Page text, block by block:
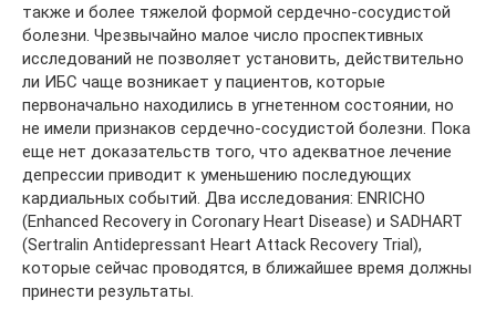
также и более тяжелой формой сердечно-сосудистой
болезни. Чрезвычайно малое число проспективных
исследований не позволяет установить, действительно
ли ИБС чаще возникает у пациентов, которые
первоначально находились в угнетенном состоянии, но
не имели признаков сердечно-сосудистой болезни. Пока
еще нет доказательств того, что адекватное лечение
депрессии приводит к уменьшению последующих
кардиальных событий. Два исследования: ENRICHO
(Enhanced Recovery in Coronary Heart Disease) и SADHART
(Sertralin Antidepressant Heart Attack Recovery Trial),
которые сейчас проводятся, в ближайшее время должны
принести результаты.